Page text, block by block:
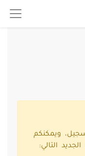
ويمكنكم
التالي: